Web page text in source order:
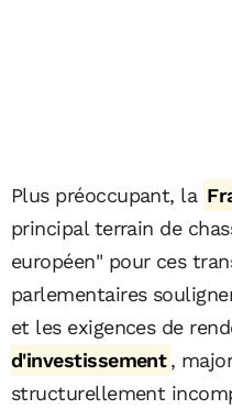
Plus préoccupant, la
principal terrain de
européen" pour ces
parlementaires
et les exigences de
d'investissement ,
structurellement